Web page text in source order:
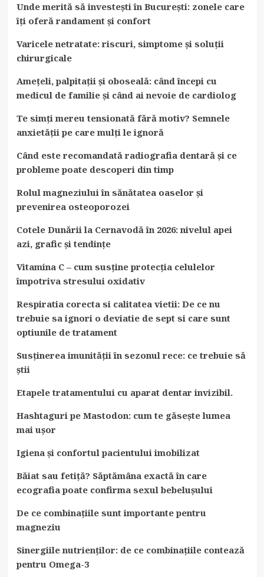
Unde merită să investești în București: zonele care
îți oferă randament și confort
Varicele netratate: riscuri, simptome și soluții
chirurgicale
Amețeli, palpitații și oboseală: când începi cu
medicul de familie și când ai nevoie de cardiolog
Te simți mereu tensionată fără motiv? Semnele
anxietății pe care mulți le ignoră
Când este recomandată radiografia dentară și ce
probleme poate descoperi din timp
Rolul magneziului în sănătatea oaselor și
prevenirea osteoporozei
Cotele Dunării la Cernavodă în 2026: nivelul apei
azi, grafic și tendințe
Vitamina C – cum susține protecția celulelor
împotriva stresului oxidativ
Respiratia corecta si calitatea vietii: De ce nu
trebuie sa ignori o deviatie de sept si care sunt
optiunile de tratament
Susținerea imunității în sezonul rece: ce trebuie să
știi
Etapele tratamentului cu aparat dentar invizibil.
Hashtaguri pe Mastodon: cum te găsește lumea
mai ușor
Igiena și confortul pacientului imobilizat
Băiat sau fetiță? Săptămâna exactă în care
ecografia poate confirma sexul bebelușului
De ce combinațiile sunt importante pentru
magneziu
Sinergiile nutrienților: de ce combinațiile contează
pentru Omega-3